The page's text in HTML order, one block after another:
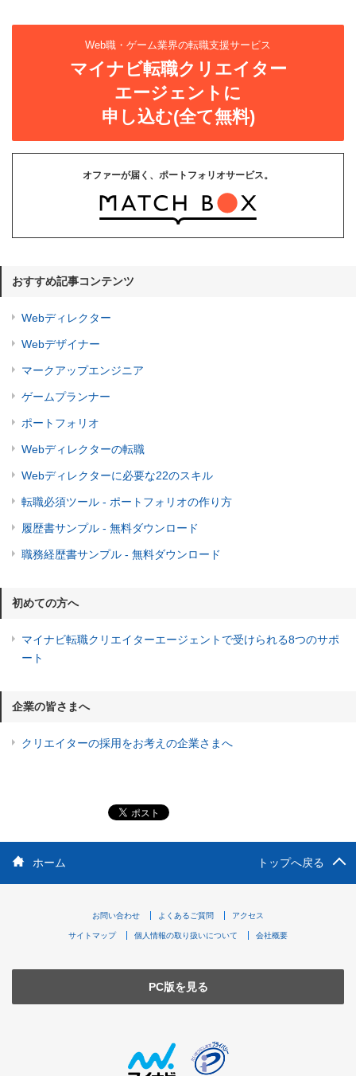
Web職・ゲーム業界の転職支援サービス
マイナビ転職クリエイター
エージェントに
申し込む(全て無料)
オファーが届く、ポートフォリオサービス。
おすすめ記事コンテンツ
Webディレクター
Webデザイナー
マークアップエンジニア
ゲームプランナー
ポートフォリオ
Webディレクターの転職
Webディレクターに必要な22のスキル
転職必須ツール - ポートフォリオの作り方
履歴書サンプル - 無料ダウンロード
職務経歴書サンプル - 無料ダウンロード
初めての方へ
マイナビ転職クリエイターエージェントで受けられる8つのサポ
ート
企業の皆さまへ
クリエイターの採用をお考えの企業さまへ
ホーム トップへ戻る
お問い合わせ よくあるご質問 アクセス
サイトマップ 個人情報の取り扱いについて 会社概要
PC版を見る